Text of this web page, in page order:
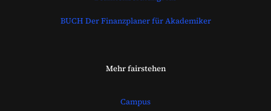
BUCH Der Finanzplaner für Akademiker
Mehr fairstehen
Campus